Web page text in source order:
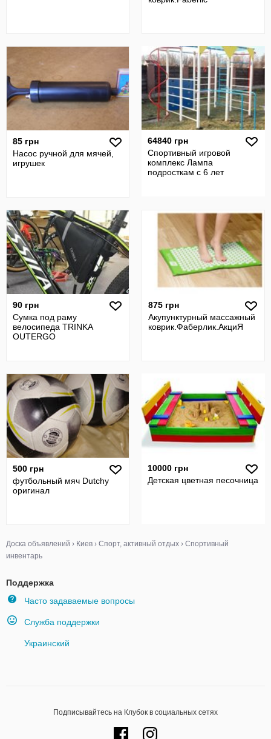
85 грн
Насос ручной для мячей,
игрушек
64840 грн
Спортивный игровой
комплекс Лампа
подросткам с 6 лет
90 грн
Сумка под раму
велосипеда TRINKA
OUTERGO
875 грн
Акупунктурный массажный
коврик.Фаберлик.АкциЯ
500 грн
футбольный мяч Dutchy
оригинал
10000 грн
Детская цветная песочница
Доска объявлений › Киев › Спорт, активный отдых › Спортивный
инвентарь
Поддержка
Часто задаваемые вопросы
Служба поддержки
Украинский
Подписывайтесь на Клубок в социальных сетях